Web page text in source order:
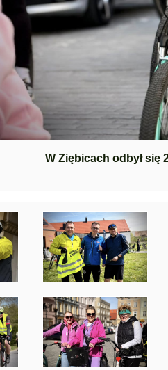
W Ziębicach odbył się